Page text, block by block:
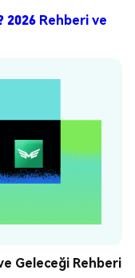
2026 Rehberi ve
Geleceği Rehberi